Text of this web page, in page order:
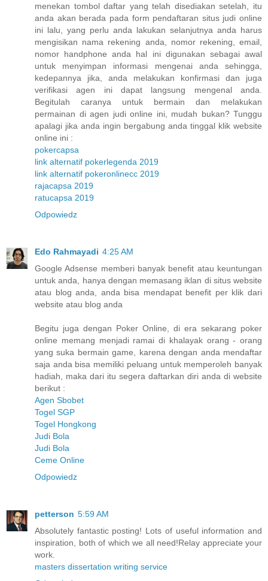
menekan tombol daftar yang telah disediakan setelah, itu
anda akan berada pada form pendaftaran situs judi online
ini lalu, yang perlu anda lakukan selanjutnya anda harus
mengisikan nama rekening anda, nomor rekening, email,
nomor handphone anda hal ini digunakan sebagai awal
untuk menyimpan informasi mengenai anda sehingga,
kedepannya jika, anda melakukan konfirmasi dan juga
verifikasi agen ini dapat langsung mengenal anda.
Begitulah caranya untuk bermain dan melakukan
permainan di agen judi online ini, mudah bukan? Tunggu
apalagi jika anda ingin bergabung anda tinggal klik website
online ini :
pokercapsa
link alternatif pokerlegenda 2019
link alternatif pokeronlinecc 2019
rajacapsa 2019
ratucapsa 2019
Odpowiedz
Edo Rahmayadi 4:25 AM
Google Adsense memberi banyak benefit atau keuntungan
untuk anda, hanya dengan memasang iklan di situs website
atau blog anda, anda bisa mendapat benefit per klik dari
website atau blog anda
Begitu juga dengan Poker Online, di era sekarang poker
online memang menjadi ramai di khalayak orang - orang
yang suka bermain game, karena dengan anda mendaftar
saja anda bisa memiliki peluang untuk memperoleh banyak
hadiah, maka dari itu segera daftarkan diri anda di website
berikut :
Agen Sbobet
Togel SGP
Togel Hongkong
Judi Bola
Judi Bola
Ceme Online
Odpowiedz
petterson 5:59 AM
Absolutely fantastic posting! Lots of useful information and
inspiration, both of which we all need!Relay appreciate your
work.
masters dissertation writing service